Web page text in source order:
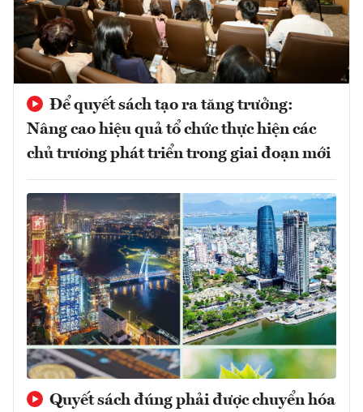
Để quyết sách tạo ra tăng trưởng:
Nâng cao hiệu quả tổ chức thực hiện các
chủ trương phát triển trong giai đoạn mới
Quyết sách đúng phải được chuyển hóa